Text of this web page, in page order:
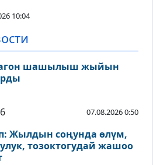
10:04
шашылыш жыйын
07.08.2026 0:50
Жылдын соңунда өлүм,
тозоктогудай жашоо